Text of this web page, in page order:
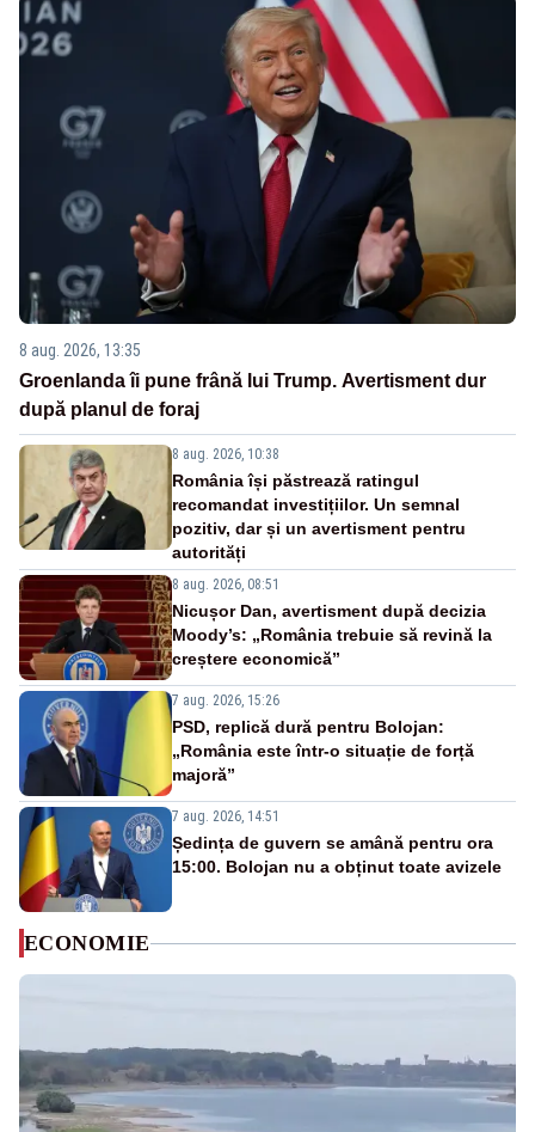
8 aug. 2026, 13:35
Groenlanda îi pune frână lui Trump. Avertisment dur
după planul de foraj
8 aug. 2026, 10:38
România își păstrează ratingul
recomandat investițiilor. Un semnal
pozitiv, dar și un avertisment pentru
autorități
8 aug. 2026, 08:51
Nicușor Dan, avertisment după decizia
Moody’s: „România trebuie să revină la
creștere economică”
7 aug. 2026, 15:26
PSD, replică dură pentru Bolojan:
„România este într-o situație de forță
majoră”
7 aug. 2026, 14:51
Ședința de guvern se amână pentru ora
15:00. Bolojan nu a obținut toate avizele
ECONOMIE